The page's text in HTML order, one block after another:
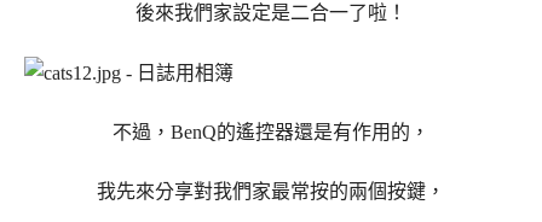
後來我們家設定是二合一了啦！
不過，BenQ的遙控器還是有作用的，
我先來分享對我們家最常按的兩個按鍵，